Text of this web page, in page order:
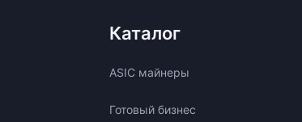
Каталог
ASIC майнеры
Готовый бизнес